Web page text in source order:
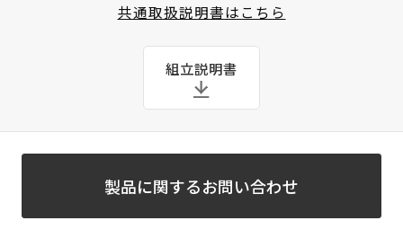
共通取扱説明書はこちら
組立説明書
製品に関するお問い合わせ